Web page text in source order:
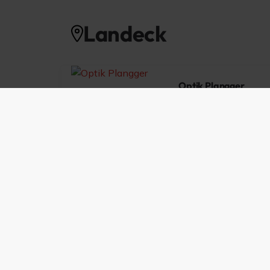
Landeck
Optik Plangger